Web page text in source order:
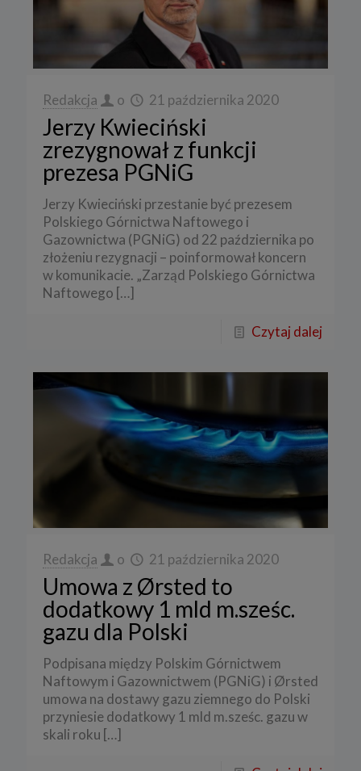
Redakcja o 21 października 2020
Jerzy Kwieciński
zrezygnował z funkcji
prezesa PGNiG
Jerzy Kwieciński przestanie być prezesem
Polskiego Górnictwa Naftowego i
Gazownictwa (PGNiG) od 22 października po
złożeniu rezygnacji – poinformował koncern
w komunikacie. „Zarząd Polskiego Górnictwa
Naftowego […]
Czytaj dalej
Redakcja o 21 października 2020
Umowa z Ørsted to
dodatkowy 1 mld m.sześc.
gazu dla Polski
Podpisana między Polskim Górnictwem
Naftowym i Gazownictwem (PGNiG) i Ørsted
umowa na dostawy gazu ziemnego do Polski
przyniesie dodatkowy 1 mld m.sześc. gazu w
skali roku […]